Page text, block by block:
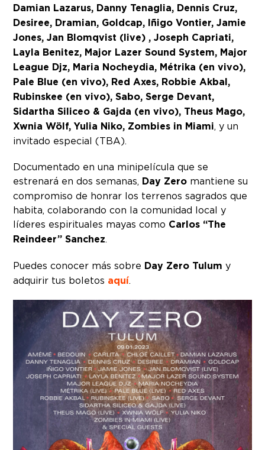
Damian Lazarus, Danny Tenaglia, Dennis Cruz,
Desiree, Dramian, Goldcap, Iñigo Vontier, Jamie
Jones, Jan Blomqvist (live) , Joseph Capriati,
Layla Benitez, Major Lazer Sound System, Major
League Djz, Maria Nocheydia, Métrika (en vivo),
Pale Blue (en vivo), Red Axes, Robbie Akbal,
Rubinskee (en vivo), Sabo, Serge Devant,
Sidartha Siliceo & Gajda (en vivo), Theus Mago,
Xwnia Wölf, Yulia Niko, Zombies in Miami, y un
invitado especial (TBA).
Documentado en una minipelícula que se
estrenará en dos semanas, Day Zero mantiene su
compromiso de honrar los terrenos sagrados que
habita, colaborando con la comunidad local y
líderes espirituales mayas como Carlos “The
Reindeer” Sanchez.
Puedes conocer más sobre Day Zero Tulum y
adquirir tus boletos aquí.